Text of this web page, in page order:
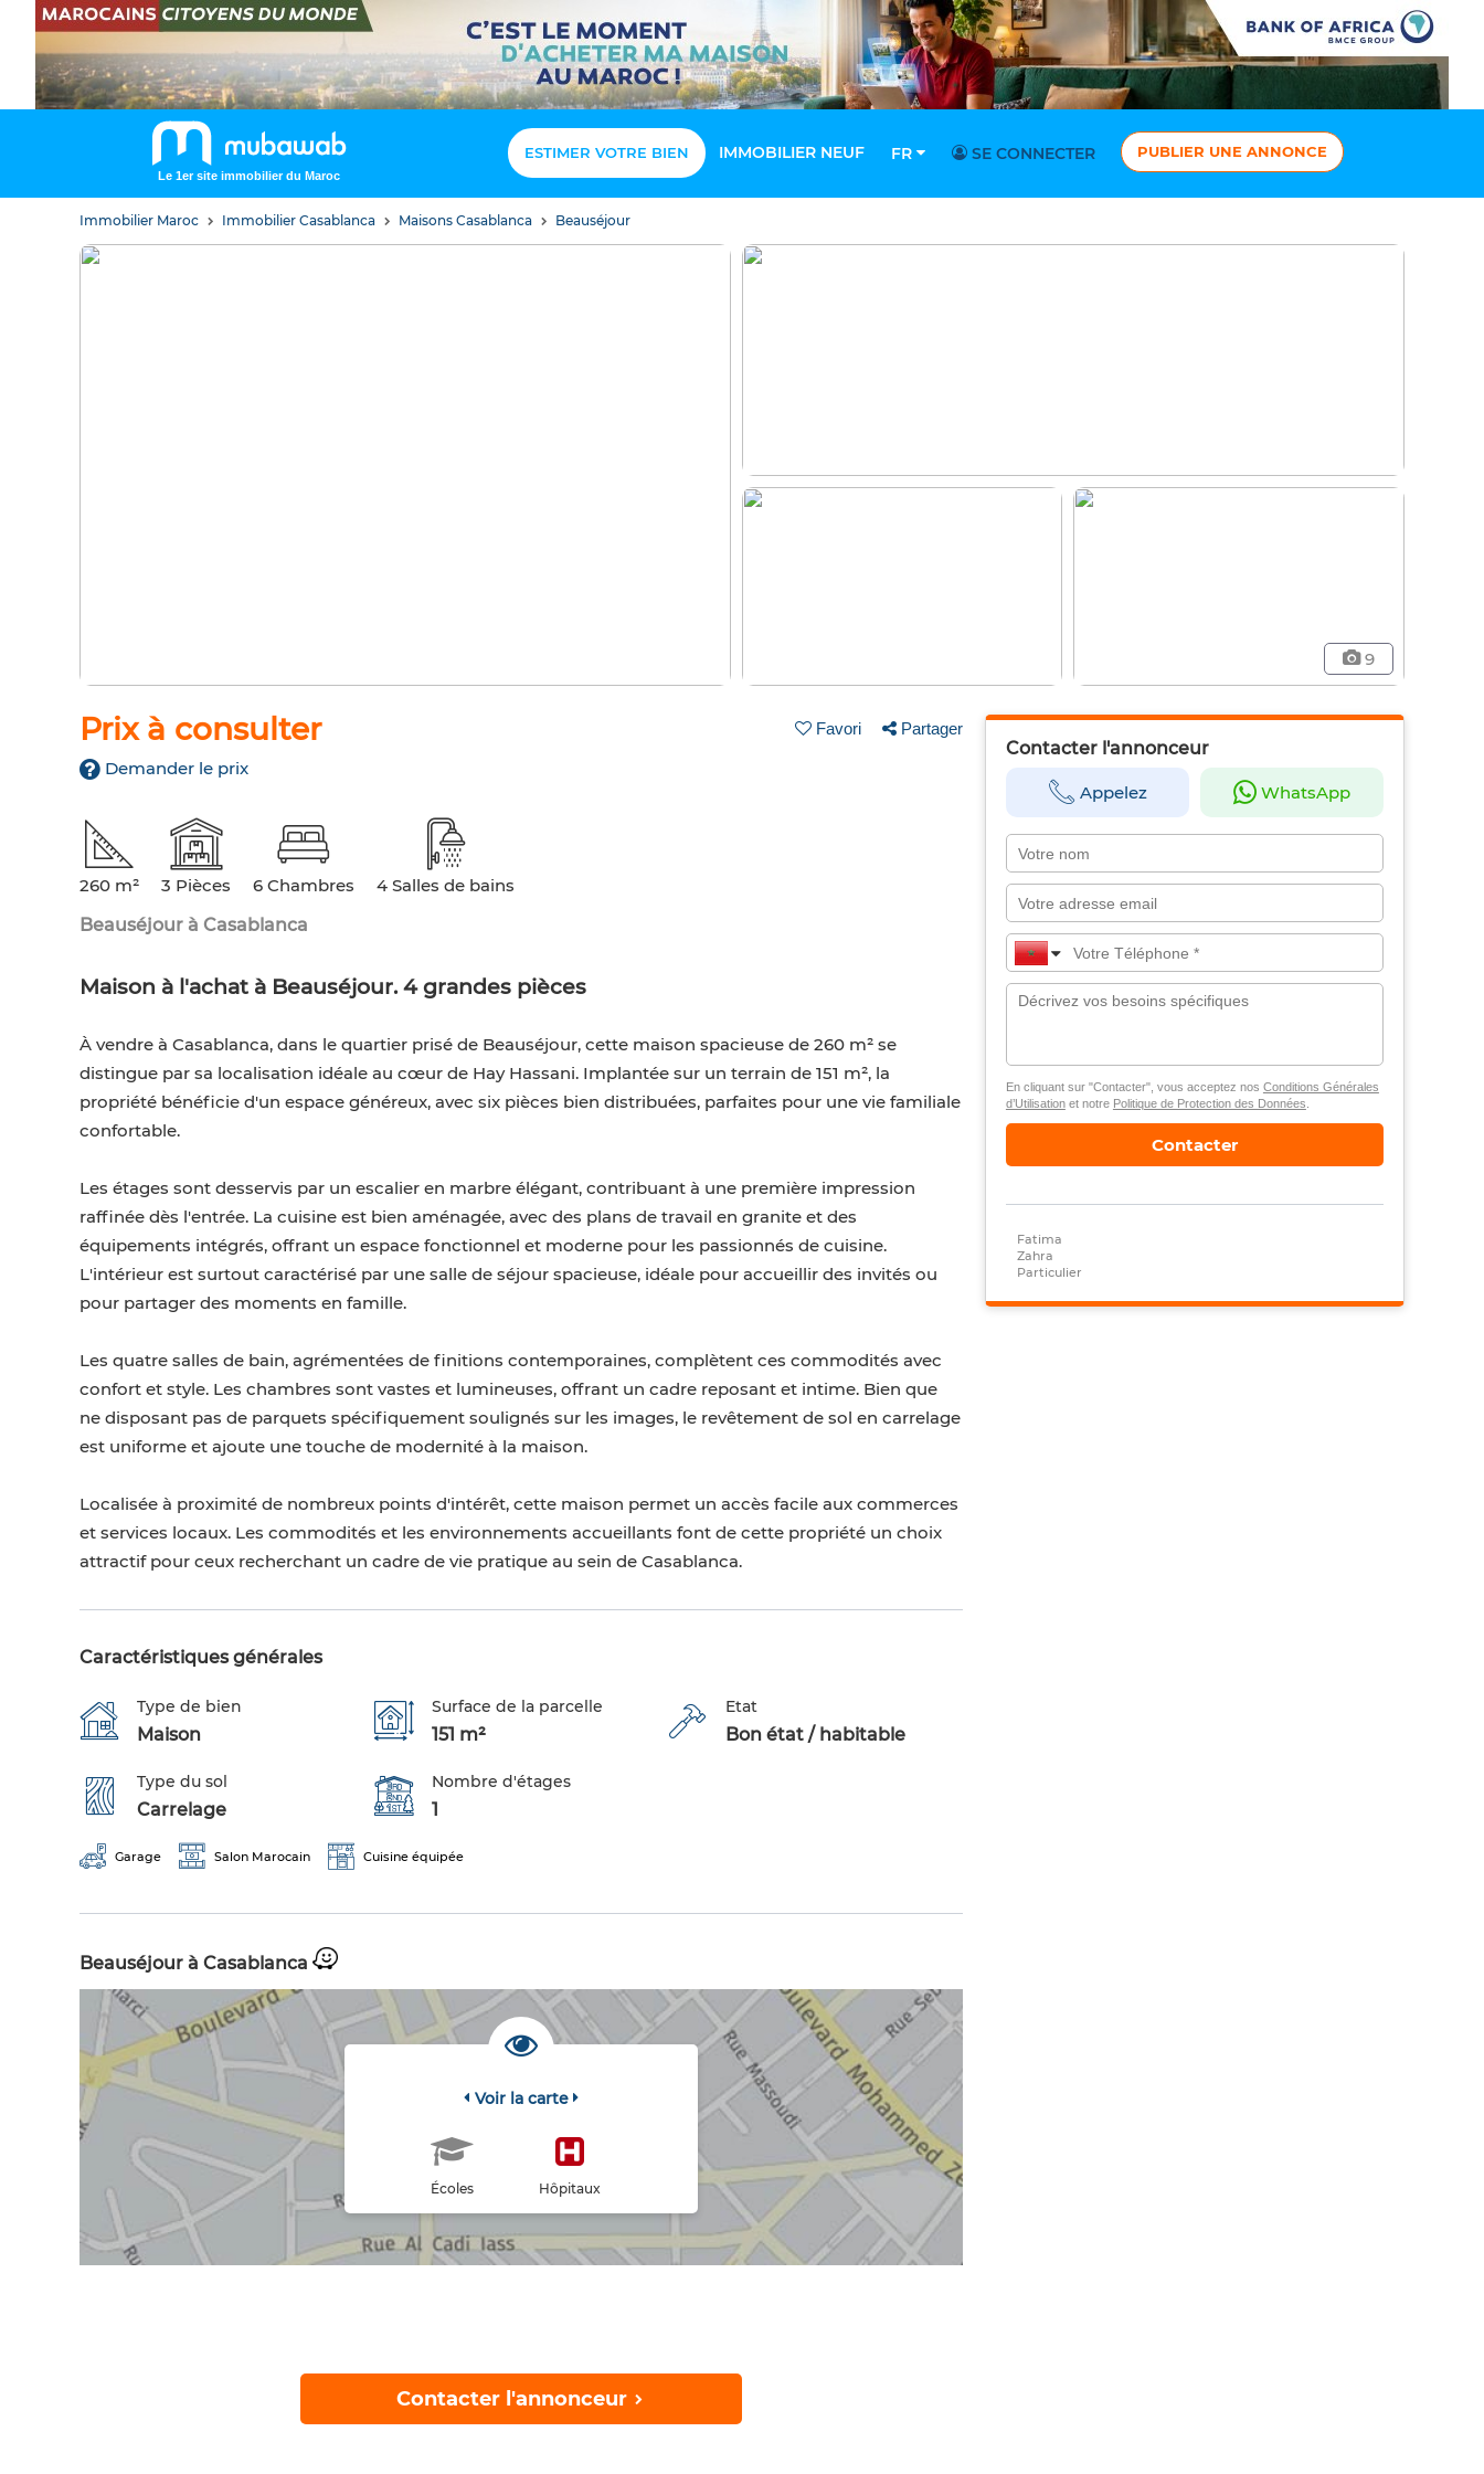
Le 1er site immobilier du Maroc
ESTIMER VOTRE BIEN IMMOBILIER NEUF FR SE CONNECTER PUBLIER UNE ANNONCE
Immobilier Maroc Immobilier Casablanca Maisons Casablanca Beauséjour
9
Prix à consulter Favori Partager
Demander le prix
260 m² 3 Pièces 6 Chambres
4 Salles de bains
Beauséjour à Casablanca
Maison à l'achat à Beauséjour. 4 grandes pièces
À vendre à Casablanca, dans le quartier prisé de Beauséjour, cette maison spacieuse de 260 m² se
distingue par sa localisation idéale au cœur de Hay Hassani. Implantée sur un terrain de 151 m², la
propriété bénéficie d'un espace généreux, avec six pièces bien distribuées, parfaites pour une vie familiale
confortable.
Les étages sont desservis par un escalier en marbre élégant, contribuant à une première impression
raffinée dès l'entrée. La cuisine est bien aménagée, avec des plans de travail en granite et des
équipements intégrés, offrant un espace fonctionnel et moderne pour les passionnés de cuisine.
L'intérieur est surtout caractérisé par une salle de séjour spacieuse, idéale pour accueillir des invités ou
pour partager des moments en famille.
Les quatre salles de bain, agrémentées de finitions contemporaines, complètent ces commodités avec
confort et style. Les chambres sont vastes et lumineuses, offrant un cadre reposant et intime. Bien que
ne disposant pas de parquets spécifiquement soulignés sur les images, le revêtement de sol en carrelage
est uniforme et ajoute une touche de modernité à la maison.
Localisée à proximité de nombreux points d'intérêt, cette maison permet un accès facile aux commerces
et services locaux. Les commodités et les environnements accueillants font de cette propriété un choix
attractif pour ceux recherchant un cadre de vie pratique au sein de Casablanca.
Caractéristiques générales
Type de bien
Maison
Surface de la parcelle
151 m²
Etat
Bon état / habitable
Type du sol
Carrelage
Nombre d'étages
1
Garage Salon Marocain Cuisine équipée
Beauséjour à Casablanca
Voir la carte
Écoles Hôpitaux
Contacter l'annonceur
Contacter l'annonceur
Appelez WhatsApp
En cliquant sur "Contacter", vous acceptez nos Conditions Générales
d’Utilisationet notre Politique de Protection des Données
Contacter
Fatima
Zahra
Particulier